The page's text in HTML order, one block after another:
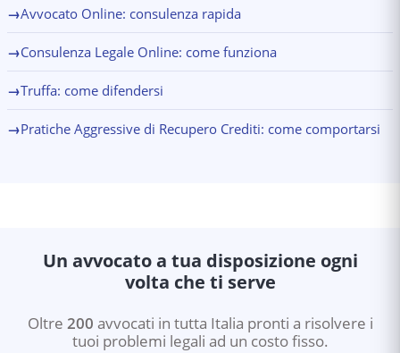
l'Antitrust può irrogare sanzioni alla compagnia
indipendentemente dal risarcimento al singolo
passeggero.
→Avvocato Online: consulenza rapida
→Consulenza Legale Online: come funziona
→Truffa: come difendersi
→Pratiche Aggressive di Recupero Crediti: come comportarsi
Un avvocato a tua disposizione ogni
volta che ti serve
Oltre 200 avvocati in tutta Italia pronti a risolvere i
tuoi problemi legali ad un costo fisso.